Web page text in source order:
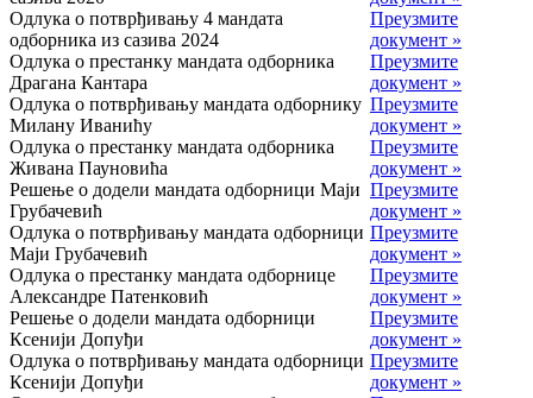
Одлука о потврђивању 4 мандата
одборника из сазива 2024
Преузмите
документ »
Одлука о престанку мандата одборника
Драгана Кантара
Преузмите
документ »
Одлука о потврђивању мандата одборнику
Милану Иванићу
Преузмите
документ »
Одлука о престанку мандата одборника
Живана Пауновића
Преузмите
документ »
Решење о додели мандата одборници Маји
Грубачевић
Преузмите
документ »
Одлука о потврђивању мандата одборници
Маји Грубачевић
Преузмите
документ »
Одлука о престанку мандата одборнице
Александре Патенковић
Преузмите
документ »
Решење о додели мандата одборници
Ксенији Допуђи
Преузмите
документ »
Одлука о потврђивању мандата одборници
Ксенији Допуђи
Преузмите
документ »